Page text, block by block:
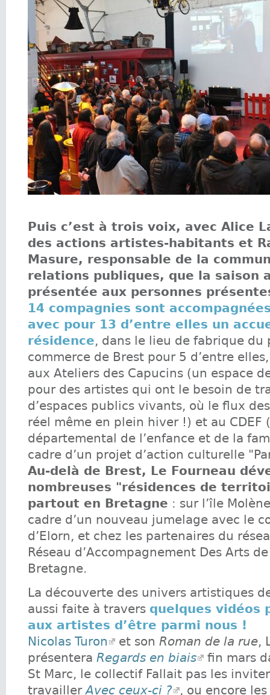
Puis c’est à trois voix, avec Alice
des actions artistes-habitants et
Masure, responsable de la
relations publiques, que la saison
présentée aux personnes
14 compagnies sont
avec pour 13 d’entre elles un
résidence, dans le lieu de fabrique du
commerce de Brest pour 5 d’entre
aux Ateliers des Capucins (un espace
pour des artistes qui ont le besoin de
d’espaces publics vivants, où le flux
réel même en plein hiver !) et au CDEF
départemental de l’enfance et de la
cadre d’un projet d’action culturelle
Au-delà de Brest, Le Fourneau
nombreuses "résidences de
partout en Bretagne : sur l’île
cadre d’un nouveau jumelage avec le
d’Elorn, et chez les partenaires du
Réseau d’Accompagnement Des Arts
Bretagne.
La découverte des univers artistiques
aussi faite à travers quelques vidéos
aux artistes d’être parmi nous !
Nicolas Turon
et son Roman de la rue,
présentera Regards en biais
fin mars
St Marc, le collectif Fallait pas les
travaillerAvec ceux-ci ? , ou encore